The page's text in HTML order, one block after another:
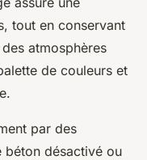
tout en conservant
atmosphères
de couleurs et
par des
béton désactivé ou